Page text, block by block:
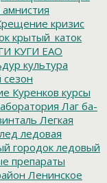
кризис
крытый_каток
КУГИ ЕАО
культура
сезон
Куренков курсы
Лаг ба-
Легкая
лед ледовая
городок ледовый
препараты
Ленинское